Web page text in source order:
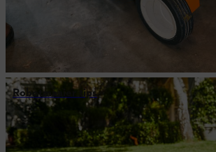
Robotmaaier tips